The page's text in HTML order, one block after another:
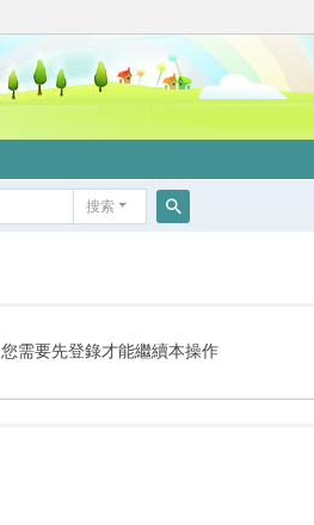
搜索
您需要先登錄才能繼續本操作